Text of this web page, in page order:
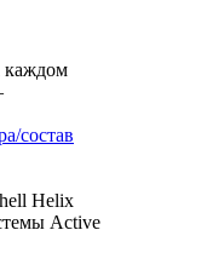
каждом
состав
Helix
Active